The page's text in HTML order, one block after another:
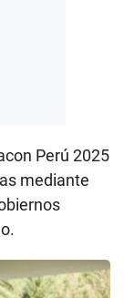
Perú 2025
mediante